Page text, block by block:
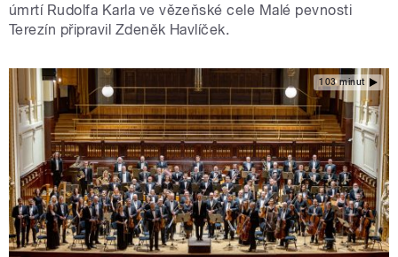
úmrtí Rudolfa Karla ve vězeňské cele Malé pevnosti
Terezín připravil Zdeněk Havlíček.
103 minut